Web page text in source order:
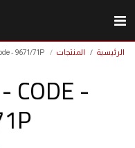
الرئيسية المنتجات - 9671/71P
CODE -